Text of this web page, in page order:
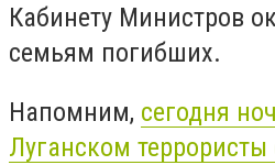
Кабинету Министров
семьям погибших.
Напомним, сегодня
Луганском